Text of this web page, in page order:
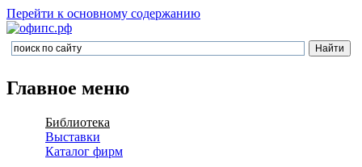
Перейти к основному содержанию
Главное меню
Библиотека
Выставки
Каталог фирм